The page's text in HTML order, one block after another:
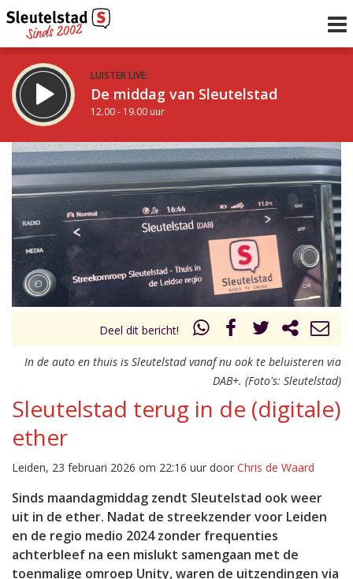
LUISTER LIVE:
De middag van Sleutelstad
12.00 - 19.00 uur
STRAKS:
De avond van Sleutelstad
19.00 - 22.00 uur
Vorig uur
uur 1 van 0 Volgend uur
Deel dit bericht!
In de auto en thuis is Sleutelstad vanaf nu ook te beluisteren via
DAB+. (Foto's: Sleutelstad)
Sleutelstad terug in de (digitale)
ether
Leiden, 23 februari 2026 om 22:16 uur door Chris de Waard
Sinds maandagmiddag zendt Sleutelstad ook weer
uit in de ether. Nadat de streekzender voor Leiden
en de regio medio 2024 zonder frequenties
achterbleef na een mislukt samengaan met de
toenmalige omroep Unity, waren de uitzendingen via